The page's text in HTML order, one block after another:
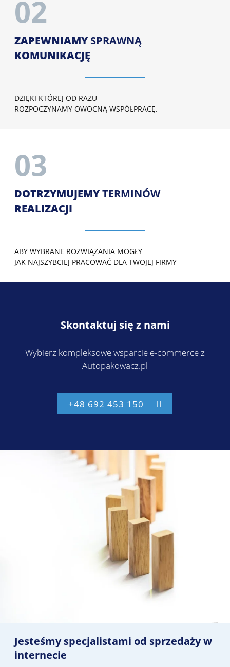
02
ZAPEWNIAMY SPRAWNĄ
KOMUNIKACJĘ
DZIĘKI KTÓREJ OD RAZU
ROZPOCZYNAMY OWOCNĄ WSPÓŁPRACĘ.
03
DOTRZYMUJEMYTERMINÓW
REALIZACJI
ABY WYBRANE ROZWIĄZANIA MOGŁY
JAK NAJSZYBCIEJ PRACOWAĆ DLA TWOJEJ FIRMY
Skontaktuj się z nami
Wybierz kompleksowe wsparcie e-commerce z
Autopakowacz.pl
+48 692 453 150
Jesteśmy specjalistami od sprzedaży w
internecie